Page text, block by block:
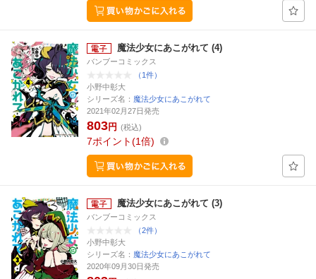
魔法少女にあこがれて (4)
バンブーコミックス
（1件）
小野中彰大
シリーズ名： 魔法少女にあこがれて
2021年02月27日発売
803円 (税込)
7ポイント 1倍
魔法少女にあこがれて (3)
バンブーコミックス
（2件）
小野中彰大
シリーズ名： 魔法少女にあこがれて
2020年09月30日発売